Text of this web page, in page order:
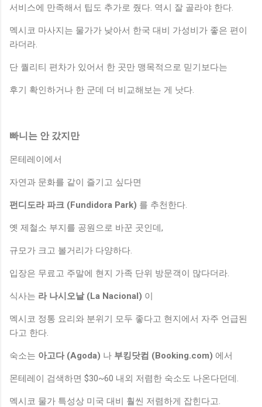
서비스에 만족해서 팁도 추가로 줬다. 역시 잘 골라야 한다.
멕시코 마사지는 물가가 낮아서 한국 대비 가성비가 좋은 편이
라더라.
단 퀄리티 편차가 있어서 한 곳만 맹목적으로 믿기보다는
후기 확인하거나 한 군데 더 비교해보는 게 낫다.
빠니는 안 갔지만
몬테레이에서
자연과 문화를 같이 즐기고 싶다면
펀디도라 파크 (Fundidora Park) 를 추천한다.
옛 제철소 부지를 공원으로 바꾼 곳인데,
규모가 크고 볼거리가 다양하다.
입장은 무료고 주말에 현지 가족 단위 방문객이 많다더라.
식사는 라 나시오날 (La Nacional) 이
멕시코 정통 요리와 분위기 모두 좋다고 현지에서 자주 언급된
다고 한다.
숙소는 아고다 (Agoda) 나 부킹닷컴 (Booking.com) 에서
몬테레이 검색하면 $30~60 내외 저렴한 숙소도 나온다던데.
멕시코 물가 특성상 미국 대비 훨씬 저렴하게 잡힌다고.